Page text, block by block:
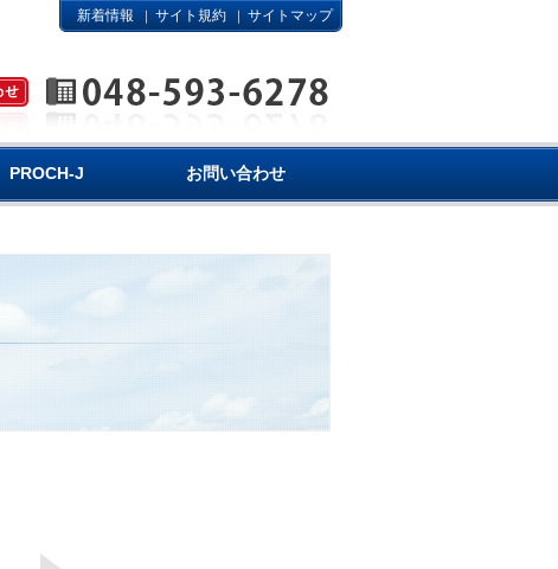
新着情報 ｜ サイト規約 ｜ サイトマップ
PROCH-J お問い合わせ